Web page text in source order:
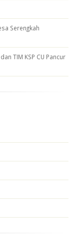
Serengkah
TIM KSP CU Pancur